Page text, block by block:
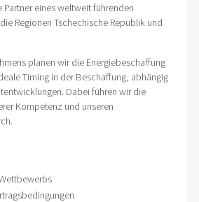
Partner eines weltweit führenden
Regionen Tschechische Republik und
planen wir die Energiebeschaffung
Timing in der Beschaffung, abhängig
Dabei führen wir die
Kompetenz und unseren